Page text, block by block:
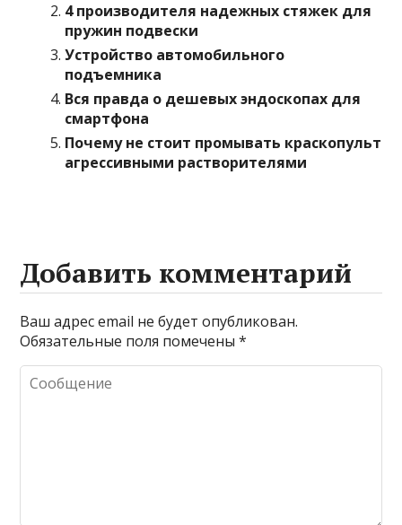
4 производителя надежных стяжек для
пружин подвески
Устройство автомобильного
подъемника
Вся правда о дешевых эндоскопах для
смартфона
Почему не стоит промывать краскопульт
агрессивными растворителями
Добавить комментарий
Ваш адрес email не будет опубликован.
Обязательные поля помечены*